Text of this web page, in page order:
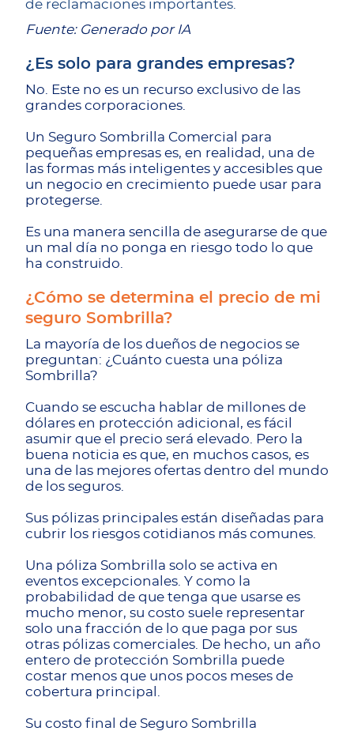
de reclamaciones importantes.
Fuente: Generado por IA
¿Es solo para grandes empresas?
No. Este no es un recurso exclusivo de las
grandes corporaciones.
Un Seguro Sombrilla Comercial para
pequeñas empresas es, en realidad, una de
las formas más inteligentes y accesibles que
un negocio en crecimiento puede usar para
protegerse.
Es una manera sencilla de asegurarse de que
un mal día no ponga en riesgo todo lo que
ha construido.
¿Cómo se determina el precio de mi
seguro Sombrilla?
La mayoría de los dueños de negocios se
preguntan: ¿Cuánto cuesta una póliza
Sombrilla?
Cuando se escucha hablar de millones de
dólares en protección adicional, es fácil
asumir que el precio será elevado. Pero la
buena noticia es que, en muchos casos, es
una de las mejores ofertas dentro del mundo
de los seguros.
Sus pólizas principales están diseñadas para
cubrir los riesgos cotidianos más comunes.
Una póliza Sombrilla solo se activa en
eventos excepcionales. Y como la
probabilidad de que tenga que usarse es
mucho menor, su costo suele representar
solo una fracción de lo que paga por sus
otras pólizas comerciales. De hecho, un año
entero de protección Sombrilla puede
costar menos que unos pocos meses de
cobertura principal.
Su costo final de Seguro Sombrilla